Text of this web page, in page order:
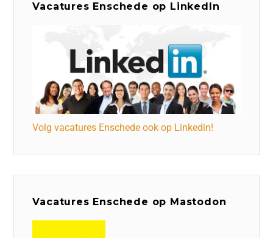
Vacatures Enschede op LinkedIn
Volg vacatures Enschede ook op Linkedin!
Vacatures Enschede op Mastodon